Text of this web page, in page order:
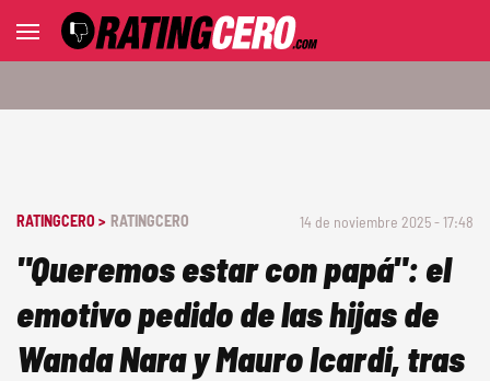
RATINGCERO > RATINGCERO 14 de noviembre 2025 - 17:48
"Queremos estar con papá": el
emotivo pedido de las hijas de
Wanda Nara y Mauro Icardi, tras